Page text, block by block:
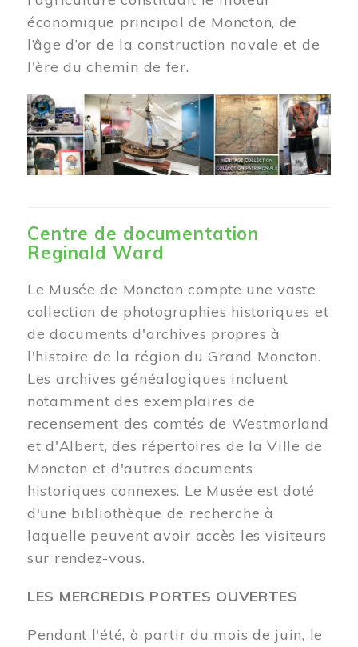
économique principal de Moncton, de
l’âge d’or de la construction navale et de
l'ère du chemin de fer.
Centre de documentation
Reginald Ward
Le Musée de Moncton compte une vaste
collection de photographies historiques et
de documents d'archives propres à
l'histoire de la région du Grand Moncton.
Les archives généalogiques incluent
notamment des exemplaires de
recensement des comtés de Westmorland
et d'Albert, des répertoires de la Ville de
Moncton et d'autres documents
historiques connexes. Le Musée est doté
d'une bibliothèque de recherche à
laquelle peuvent avoir accès les visiteurs
sur rendez-vous.
LES MERCREDIS PORTES OUVERTES
Pendant l'été, à partir du mois de juin, le